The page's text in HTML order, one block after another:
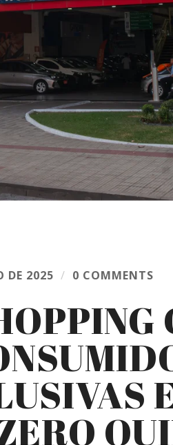
DE 2025 / 0 COMMENTS